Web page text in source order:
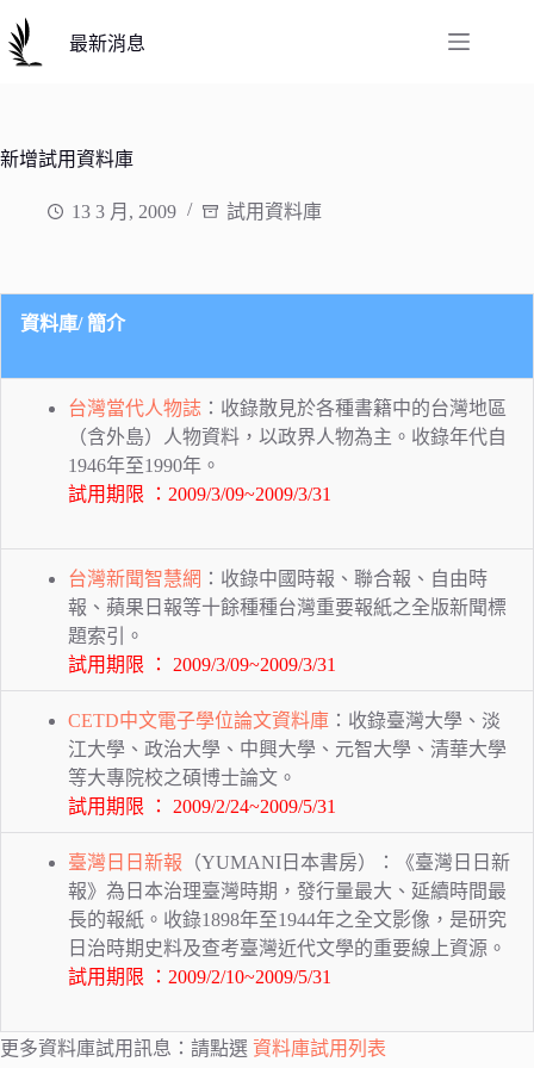
至
主
容
最新消息
新增試用資料庫
13 3 月, 2009 試用資料庫
資料庫/ 簡介
台灣當代人物誌 ：收錄散見於各種書籍中的台灣地區
（含外島）人物資料，以政界人物為主。收錄年代自
1946年至1990年。
試用期限 ：2009/3/09~2009/3/31
台灣新聞智慧網 ：收錄中國時報、聯合報、自由時
報、蘋果日報等十餘種種台灣重要報紙之全版新聞標
題索引。
試用期限 ：
2009/3/09~2009/3/31
CETD中文電子學位論文資料庫 ：收錄臺灣大學、淡
江大學、政治大學、中興大學、元智大學、清華大學
等大專院校之碩博士論文。
試用期限 ：
2009/2/24~2009/5/31
臺灣日日新報 （YUMANI日本書房）：《臺灣日日新
報》為日本治理臺灣時期，發行量最大、延續時間最
長的報紙。收錄1898年至1944年之全文影像，是研究
日治時期史料及查考臺灣近代文學的重要線上資源。
試用期限 ：2009/2/10~2009/5/31
更多資料庫試用訊息：請點選 資料庫試用列表